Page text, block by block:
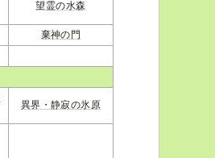
望霊の水森
棄神の門
異界・静寂の氷原